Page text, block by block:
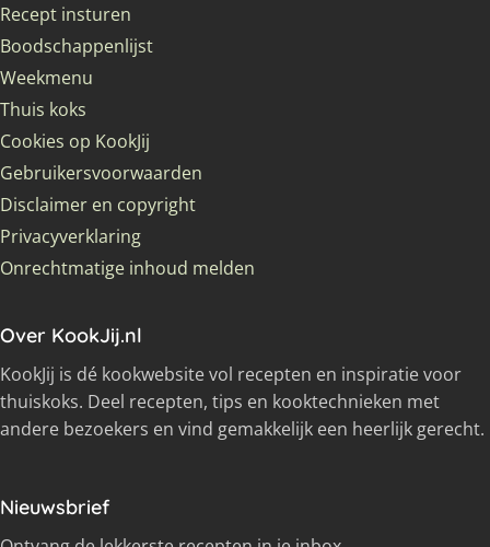
Recept insturen
Boodschappenlijst
Weekmenu
Thuis koks
Cookies op KookJij
Gebruikersvoorwaarden
Disclaimer en copyright
Privacyverklaring
Onrechtmatige inhoud melden
Over KookJij.nl
KookJij is dé kookwebsite vol recepten en inspiratie voor
thuiskoks. Deel recepten, tips en kooktechnieken met
andere bezoekers en vind gemakkelijk een heerlijk gerecht.
Nieuwsbrief